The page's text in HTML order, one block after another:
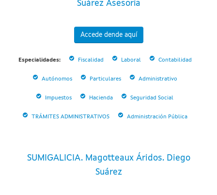
Suárez Asesoría
Accede dende aquí
Especialidades: Fiscalidad Laboral Contabilidad
Autónomos Particulares Administrativo
Impuestos Hacienda Seguridad Social
TRÁMITES ADMINISTRATIVOS Administración Pública
SUMIGALICIA. Magotteaux Áridos. Diego
Suárez